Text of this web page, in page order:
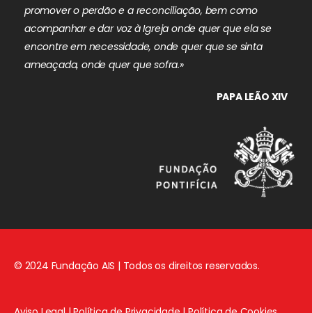
promover o perdão e a reconciliação, bem como
acompanhar e dar voz à Igreja onde quer que ela se
encontre em necessidade, onde quer que se sinta
ameaçada, onde quer que sofra.»
PAPA LEÃO XIV
© 2024 Fundação AIS | Todos os direitos reservados.